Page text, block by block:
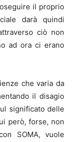
il proprio
darà quindi
ciò non
ad ora ci erano
che varia da
il disagio
significato delle
però, forse, non
SOMA, vuole